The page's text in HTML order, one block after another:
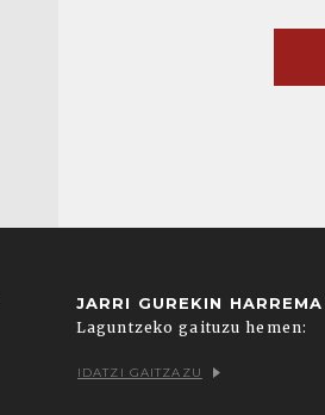
JARRI GUREKIN
Laguntzeko gaituzu hemen:
IDATZI GAITZAZU